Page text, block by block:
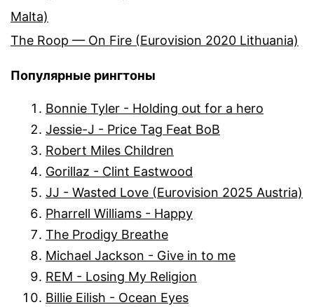
Malta)
The Roop — On Fire (Eurovision 2020 Lithuania)
Популярные рингтоны
Bonnie Tyler - Holding out for a hero
Jessie-J - Price Tag Feat BoB
Robert Miles Children
Gorillaz - Clint Eastwood
JJ - Wasted Love (Eurovision 2025 Austria)
Pharrell Williams - Happy
The Prodigy Breathe
Michael Jackson - Give in to me
REM - Losing My Religion
Billie Eilish - Ocean Eyes